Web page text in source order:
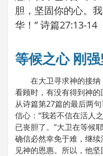
胆，坚固你的心。
华！” 诗篇27:13-14
等候之心 刚
在大卫寻求神的接纳
看顾时，有没有得到神
从诗篇第27篇的最后两
信心：“我若不信在活人
已丧胆了。”大卫在等候
确信必然幸免于难，继
见神的恩惠。所以，他坚